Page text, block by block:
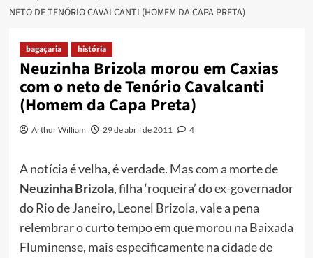
NETO DE TENÓRIO CAVALCANTI (HOMEM DA CAPA PRETA)
bagaçaria história
Neuzinha Brizola morou em Caxias
com o neto de Tenório Cavalcanti
(Homem da Capa Preta)
Arthur William 29 de abril de 2011 4
A notícia é velha, é verdade. Mas com a morte de
Neuzinha Brizola, filha ‘roqueira’ do ex-governador
do Rio de Janeiro, Leonel Brizola, vale a pena
relembrar o curto tempo em que morou na Baixada
Fluminense, mais especificamente na cidade de